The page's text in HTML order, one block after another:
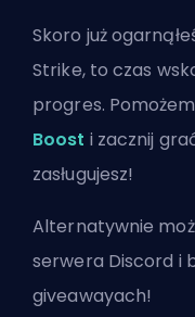
Skoro już
Strike, to czas
progres.
Boost i zacznij
zasługujesz!
Alternatywnie
serwera Discord i
giveawayach!